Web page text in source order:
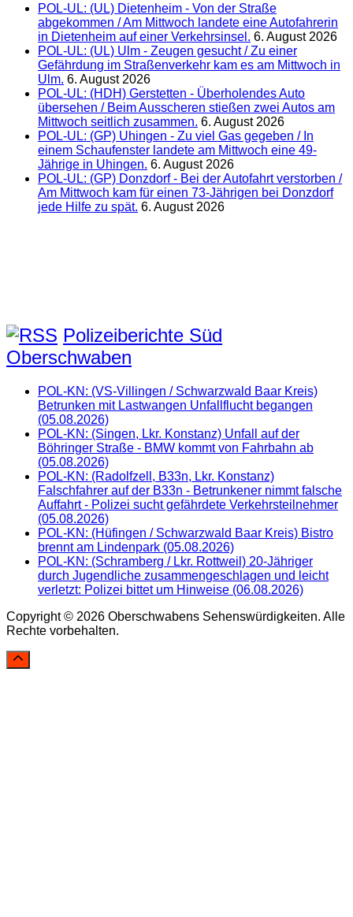
POL-UL: (UL) Dietenheim - Von der Straße
abgekommen / Am Mittwoch landete eine Autofahrerin
in Dietenheim auf einer Verkehrsinsel. 6. August 2026
POL-UL: (UL) Ulm - Zeugen gesucht / Zu einer
Gefährdung im Straßenverkehr kam es am Mittwoch in
Ulm. 6. August 2026
POL-UL: (HDH) Gerstetten - Überholendes Auto
übersehen / Beim Ausscheren stießen zwei Autos am
Mittwoch seitlich zusammen. 6. August 2026
POL-UL: (GP) Uhingen - Zu viel Gas gegeben / In
einem Schaufenster landete am Mittwoch eine 49-
Jährige in Uhingen. 6. August 2026
POL-UL: (GP) Donzdorf - Bei der Autofahrt verstorben /
Am Mittwoch kam für einen 73-Jährigen bei Donzdorf
jede Hilfe zu spät. 6. August 2026
Polizeiberichte Süd
Oberschwaben
POL-KN: (VS-Villingen / Schwarzwald Baar Kreis)
Betrunken mit Lastwangen Unfallflucht begangen
(05.08.2026)
POL-KN: (Singen, Lkr. Konstanz) Unfall auf der
Böhringer Straße - BMW kommt von Fahrbahn ab
(05.08.2026)
POL-KN: (Radolfzell, B33n, Lkr. Konstanz)
Falschfahrer auf der B33n - Betrunkener nimmt falsche
Auffahrt - Polizei sucht gefährdete Verkehrsteilnehmer
(05.08.2026)
POL-KN: (Hüfingen / Schwarzwald Baar Kreis) Bistro
brennt am Lindenpark (05.08.2026)
POL-KN: (Schramberg / Lkr. Rottweil) 20-Jähriger
durch Jugendliche zusammengeschlagen und leicht
verletzt: Polizei bittet um Hinweise (06.08.2026)
Copyright © 2026 Oberschwabens Sehenswürdigkeiten. Alle
Rechte vorbehalten.